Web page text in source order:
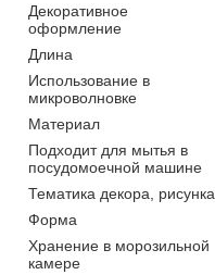
Декоративное
оформление
Длина
Использование в
микроволновке
Материал
Подходит для мытья в
посудомоечной машине
Тематика декора, рисунка
Форма
Хранение в морозильной
камере